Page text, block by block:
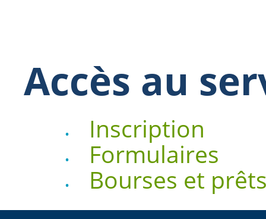
Accès au
Inscription
Formulaires
Bourses et